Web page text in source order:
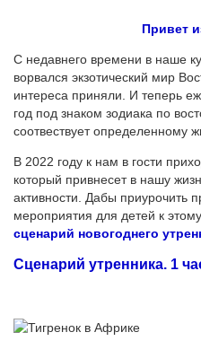
Привет
С недавнего времени в наше
ворвался экзотический мир
интереса приняли. И теперь
год под знаком зодиака по
соотвествует определенному
В 2022 году к нам в гости
который привнесет в нашу
активности. Дабы приурочить
мероприятия для детей к
сценарий новогоднего
Сценарий утренника. 1